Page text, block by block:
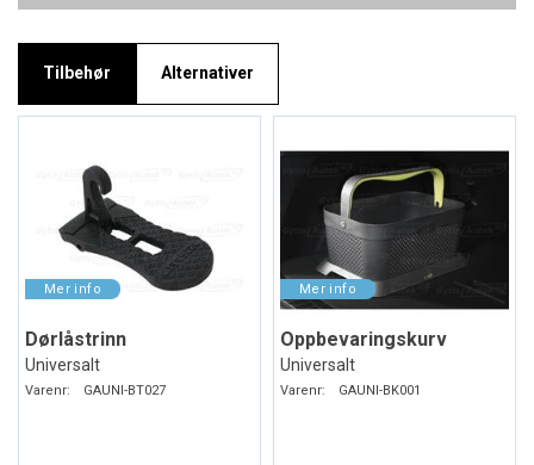
Tilbehør Alternativer
Dørlåstrinn
Universalt
Varenr: GAUNI-BT027
Oppbevaringskurv
Universalt
Varenr: GAUNI-BK001